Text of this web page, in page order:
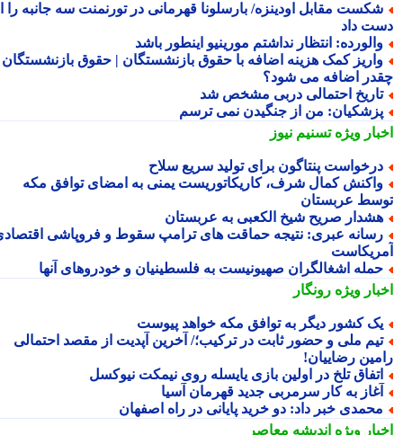
مقابل اودینزه/ بارسلونا قهرمانی در تورنمنت سه جانبه را از
داد
انتظار نداشتم مورینیو اینطور باشد
کمک هزینه اضافه با حقوق بازنشستگان | حقوق بازنشستگان
اضافه می شود؟
احتمالی دربی مشخص شد
من از جنگیدن نمی ترسم
ویژهتسنیم نیوز
پنتاگون برای تولید سریع سلاح
کمال شرف، کاریکاتوریست یمنی به امضای توافق مکه
عربستان
صریح شیخ الکعبی به عربستان
عبری: نتیجه حماقت های ترامپ سقوط و فروپاشی اقتصادی
اشغالگران صهیونیست به فلسطینیان و خودروهای آنها
ویژهرونگار
کشور دیگر به توافق مکه خواهد پیوست
ملی و حضور ثابت در ترکیب؛/ آخرین آپدیت از مقصد احتمالی
رضاییان!
تلخ در اولین بازی یایسله روی نیمکت نیوکسل
به کار سرمربی جدید قهرمان آسیا
خبر داد: دو خرید پایانی در راه اصفهان
ویژهاندیشه معاصر